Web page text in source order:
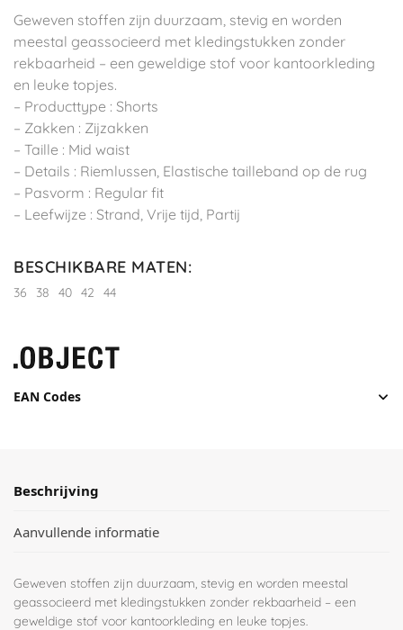
Geweven stoffen zijn duurzaam, stevig en worden
meestal geassocieerd met kledingstukken zonder
rekbaarheid – een geweldige stof voor kantoorkleding
en leuke topjes.
– Producttype : Shorts
– Zakken : Zijzakken
– Taille : Mid waist
– Details : Riemlussen, Elastische tailleband op de rug
– Pasvorm : Regular fit
– Leefwijze : Strand, Vrije tijd, Partij
BESCHIKBARE MATEN:
36 38 40 42 44
EAN Codes
Beschrijving
Aanvullende informatie
Geweven stoffen zijn duurzaam, stevig en worden meestal
geassocieerd met kledingstukken zonder rekbaarheid – een
geweldige stof voor kantoorkleding en leuke topjes.